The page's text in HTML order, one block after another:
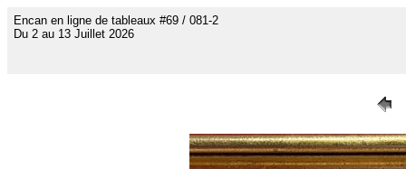
Encan en ligne de tableaux #69 / 081-2
Du 2 au 13 Juillet 2026